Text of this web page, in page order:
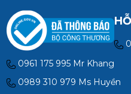
0961 175 995 Mr Khang
0989 310 979 Ms Huyền